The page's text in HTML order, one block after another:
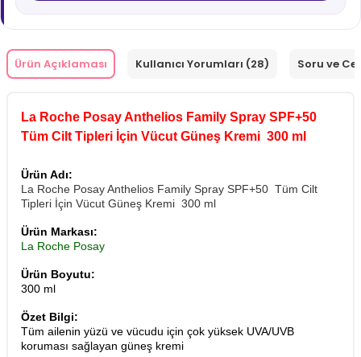
Ürün Açıklaması Kullanıcı Yorumları (28) Soru ve
La Roche Posay Anthelios Family Spray SPF+50
Tüm Cilt Tipleri İçin Vücut Güneş Kremi 300 ml
Ürün Adı:
La Roche Posay Anthelios Family Spray SPF+50 Tüm Cilt
Tipleri İçin Vücut Güneş Kremi 300 ml
Ürün Markası:
La Roche Posay
Ürün Boyutu:
300 ml
Özet Bilgi:
Tüm ailenin yüzü ve vücudu için çok yüksek UVA/UVB
koruması sağlayan güneş kremi